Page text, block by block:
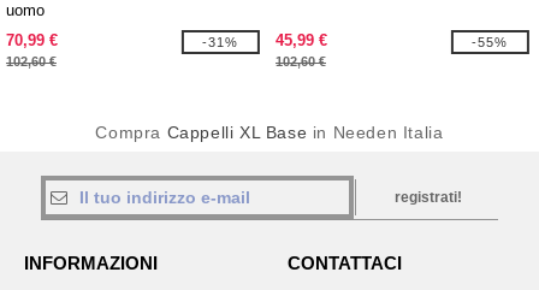
uomo
70,99 €
102,60 €
-31% 45,99 €
102,60 €
-55%
Compra Cappelli XL Base in Needen Italia
registrati!
INFORMAZIONI CONTATTACI